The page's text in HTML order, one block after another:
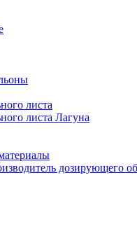
листа
листа Лагуна
дозирующего